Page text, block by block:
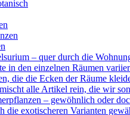
– quer durch die
in den einzelnen Räumen
die die Ecken der Räume
alle Artikel rein, die wir
– gewöhnlich oder
die exotischeren Varianten